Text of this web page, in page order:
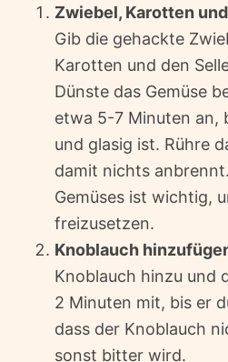
Zwiebel, Karotten
Gib die gehackte
Karotten und den
Dünste das Gemüse
etwa 5-7 Minuten an,
und glasig ist. Rühre
damit nichts
Gemüses ist wichtig,
freizusetzen.
Knoblauch
Knoblauch hinzu und
2 Minuten mit, bis er
dass der Knoblauch
sonst bitter wird.